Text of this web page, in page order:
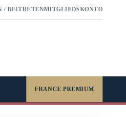
/ BEITRETENMITGLIEDSKONTO
FRANCE PREMIUM